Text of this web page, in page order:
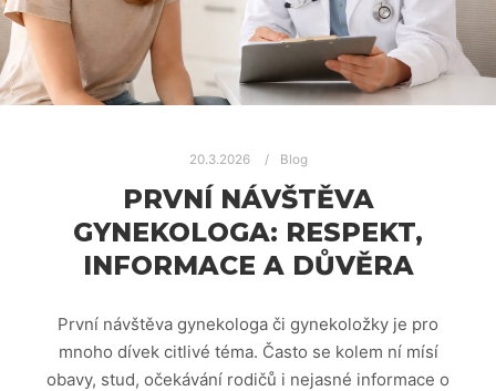
20.3.2026 Blog
PRVNÍ NÁVŠTĚVA
GYNEKOLOGA: RESPEKT,
INFORMACE A DŮVĚRA
První návštěva gynekologa či gynekoložky je pro
mnoho dívek citlivé téma. Často se kolem ní mísí
obavy, stud, očekávání rodičů i nejasné informace o